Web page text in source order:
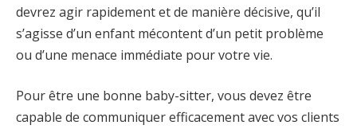
devrez agir rapidement et de manière décisive, qu’il
s’agisse d’un enfant mécontent d’un petit problème
ou d’une menace immédiate pour votre vie.
Pour être une bonne baby-sitter, vous devez être
capable de communiquer efficacement avec vos clients